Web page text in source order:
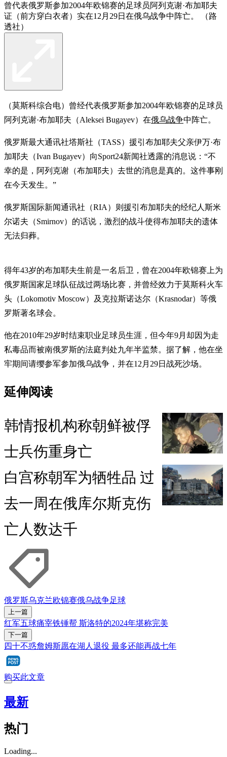
曾代表俄罗斯参加2004年欧锦赛的足球员阿列克谢·布加耶夫
证（前方穿白衣者）实在12月29日在俄乌战争中阵亡。 （路
透社）
（莫斯科综合电）曾经代表俄罗斯参加2004年欧锦赛的足球员
阿列克谢·布加耶夫（Aleksei Bugayev）在俄乌战争中阵亡。
俄罗斯最大通讯社塔斯社（TASS）援引布加耶夫父亲伊万·布
加耶夫（Ivan Bugayev）向Sport24新闻社透露的消息说：“不
幸的是，阿列克谢（布加耶夫）去世的消息是真的。这件事刚
在今天发生。”
俄罗斯国际新闻通讯社（RIA）则援引布加耶夫的经纪人斯米
尔诺夫（Smirnov）的话说，激烈的战斗使得布加耶夫的遗体
无法归葬。
得年43岁的布加耶夫生前是一名后卫，曾在2004年欧锦赛上为
俄罗斯国家足球队征战过两场比赛，并曾经效力于莫斯科火车
头（Lokomotiv Moscow）及克拉斯诺达尔（Krasnodar）等俄
罗斯著名球会。
他在2010年29岁时结束职业足球员生涯，但今年9月却因为走
私毒品而被南俄罗斯的法庭判处九年半监禁。据了解，他在坐
牢期间请缨参军参加俄乌战争，并在12月29日战死沙场。
延伸阅读
韩情报机构称朝鲜被俘
士兵伤重身亡
白宫称朝军为牺牲品 过
去一周在俄库尔斯克伤
亡人数达千
俄罗斯乌克兰欧锦赛俄乌战争足球
上一篇
红军五球痛宰铁锤帮 斯洛特的2024年堪称完美
下一篇
四十不惑詹姆斯愿在湖人退役 最多还能再战七年
购买此文章
最新
热门
Loading...